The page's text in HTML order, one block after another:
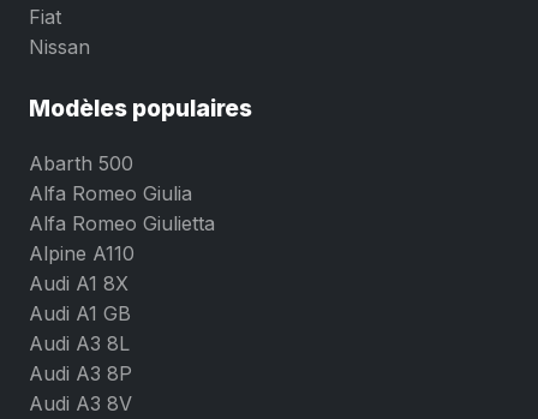
Fiat
Nissan
Modèles populaires
Abarth 500
Alfa Romeo Giulia
Alfa Romeo Giulietta
Alpine A110
Audi A1 8X
Audi A1 GB
Audi A3 8L
Audi A3 8P
Audi A3 8V